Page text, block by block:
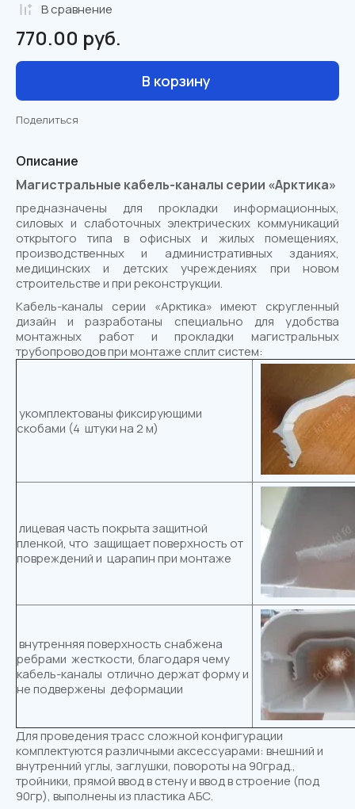
В сравнениe
770.00 руб.
В корзину
Поделиться
Описание
Магистральные кабель-каналы серии «Арктика»
предназначены для прокладки информационных,
силовых и слаботочных электрических коммуникаций
открытого типа в офисных и жилых помещениях,
производственных и административных зданиях,
медицинских и детских учреждениях при новом
строительстве и при реконструкции.
Кабель-каналы серии «Арктика» имеют скругленный
дизайн и разработаны специально для удобства
монтажных работ и прокладки магистральных
трубопроводов при монтаже сплит систем:
укомплектованы фиксирующими
скобами (4 штуки на 2 м)
лицевая часть покрыта защитной
пленкой, что защищает поверхность от
повреждений и царапин при монтаже
внутренняя поверхность снабжена
ребрами жесткости, благодаря чему
кабель-каналы отлично держат форму и
не подвержены деформации
Для проведения трасс сложной конфигурации
комплектуются различными аксессуарами: внешний и
внутренний углы, заглушки, повороты на 90град.,
тройники, прямой ввод в стену и ввод в строение (под
90гр), выполнены из пластика АБС.